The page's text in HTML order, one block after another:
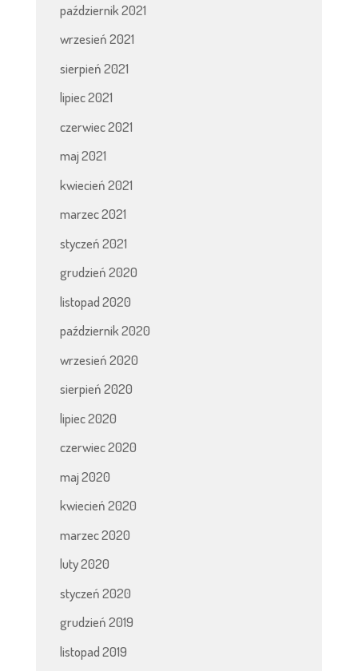
październik 2021
wrzesień 2021
sierpień 2021
lipiec 2021
czerwiec 2021
maj 2021
kwiecień 2021
marzec 2021
styczeń 2021
grudzień 2020
listopad 2020
październik 2020
wrzesień 2020
sierpień 2020
lipiec 2020
czerwiec 2020
maj 2020
kwiecień 2020
marzec 2020
luty 2020
styczeń 2020
grudzień 2019
listopad 2019